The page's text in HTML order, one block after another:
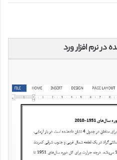
در نرم افزار ورد